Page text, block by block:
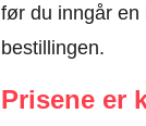
før du inngår en
bestillingen.
Prisene er